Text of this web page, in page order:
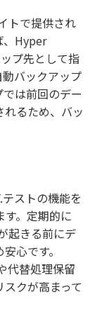
トで提供され
、Hyper
プ先として指
バックアップ
は前回のデー
るため、バッ
ストの機能を
す。定期的に
起きる前にデ
心です。
代替処理保留
クが高まって